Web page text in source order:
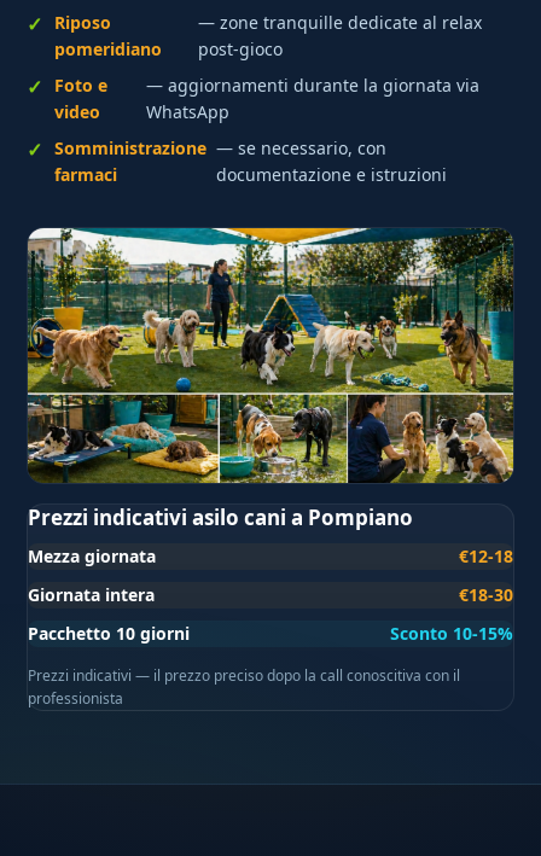
Riposo
pomeridiano
— zone tranquille dedicate al relax
post-gioco
Foto e
video
— aggiornamenti durante la giornata via
WhatsApp
Somministrazione
farmaci
— se necessario, con
documentazione e istruzioni
Prezzi indicativi asilo cani a Pompiano
Mezza giornata
€12-18
Giornata intera
€18-30
Pacchetto 10 giorni
Sconto 10-15%
Prezzi indicativi — il prezzo preciso dopo la call conoscitiva con il
professionista